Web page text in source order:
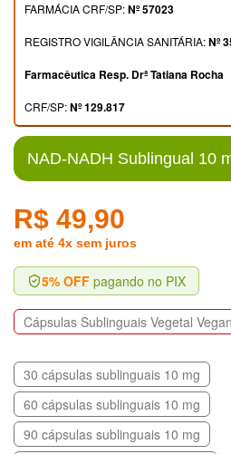
FARMÁCIA CRF/SP:Nº 57023
REGISTRO VIGILÂNCIA SANITÁRIA:Nº
Farmacêutica Resp. Drª Tatiana Rocha
CRF/SP:Nº 129.817
NAD-NADH Sublingual 10
R$ 49,90
em até 4x sem juros
5% OFF pagando no PIX
Cápsulas Sublinguais Vegetal
30 cápsulas sublinguais 10 mg
60 cápsulas sublinguais 10 mg
90 cápsulas sublinguais 10 mg